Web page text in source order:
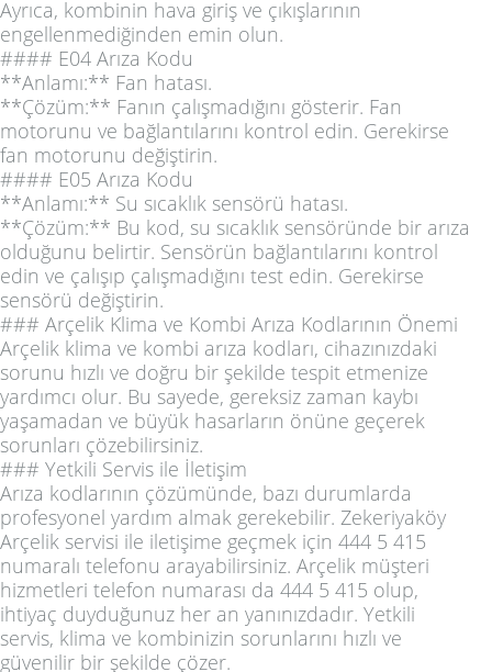
Ayrıca, kombinin hava giriş ve çıkışlarının
engellenmediğinden emin olun.
#### E04 Arıza Kodu
**Anlamı:** Fan hatası.
**Çözüm:** Fanın çalışmadığını gösterir. Fan
motorunu ve bağlantılarını kontrol edin. Gerekirse
fan motorunu değiştirin.
#### E05 Arıza Kodu
**Anlamı:** Su sıcaklık sensörü hatası.
**Çözüm:** Bu kod, su sıcaklık sensöründe bir arıza
olduğunu belirtir. Sensörün bağlantılarını kontrol
edin ve çalışıp çalışmadığını test edin. Gerekirse
sensörü değiştirin.
### Arçelik Klima ve Kombi Arıza Kodlarının Önemi
Arçelik klima ve kombi arıza kodları, cihazınızdaki
sorunu hızlı ve doğru bir şekilde tespit etmenize
yardımcı olur. Bu sayede, gereksiz zaman kaybı
yaşamadan ve büyük hasarların önüne geçerek
sorunları çözebilirsiniz.
### Yetkili Servis ile İletişim
Arıza kodlarının çözümünde, bazı durumlarda
profesyonel yardım almak gerekebilir. Zekeriyaköy
Arçelik servisi ile iletişime geçmek için 444 5 415
numaralı telefonu arayabilirsiniz. Arçelik müşteri
hizmetleri telefon numarası da 444 5 415 olup,
ihtiyaç duyduğunuz her an yanınızdadır. Yetkili
servis, klima ve kombinizin sorunlarını hızlı ve
güvenilir bir şekilde çözer.